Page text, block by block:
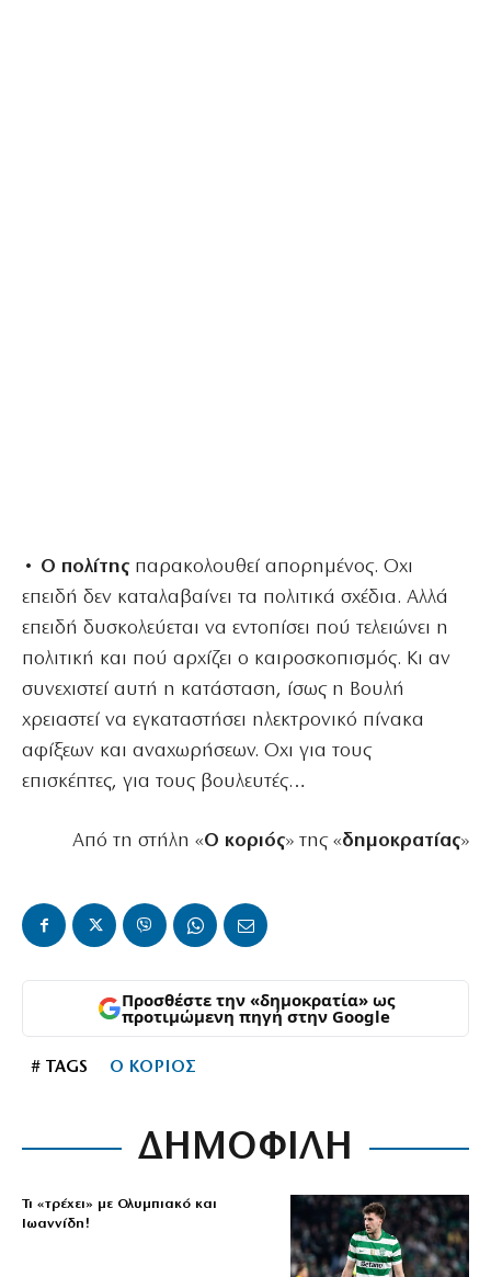
• Ο πολίτης παρακολουθεί απορημένος. Οχι
επειδή δεν καταλαβαίνει τα πολιτικά σχέδια. Αλλά
επειδή δυσκολεύεται να εντοπίσει πού τελειώνει η
πολιτική και πού αρχίζει ο καιροσκοπισμός. Κι αν
συνεχιστεί αυτή η κατάσταση, ίσως η Βουλή
χρειαστεί να εγκαταστήσει ηλεκτρονικό πίνακα
αφίξεων και αναχωρήσεων. Οχι για τους
επισκέπτες, για τους βουλευτές…
Από τη στήλη «Ο κοριός» της «δημοκρατίας»
Προσθέστε την «δημοκρατία» ως
προτιμώμενη πηγή στην Google
# TAGS Ο ΚΟΡΙΟΣ
ΔΗΜΟΦΙΛΗ
Τι «τρέχει» με Ολυμπιακό και
Ιωαννίδη!